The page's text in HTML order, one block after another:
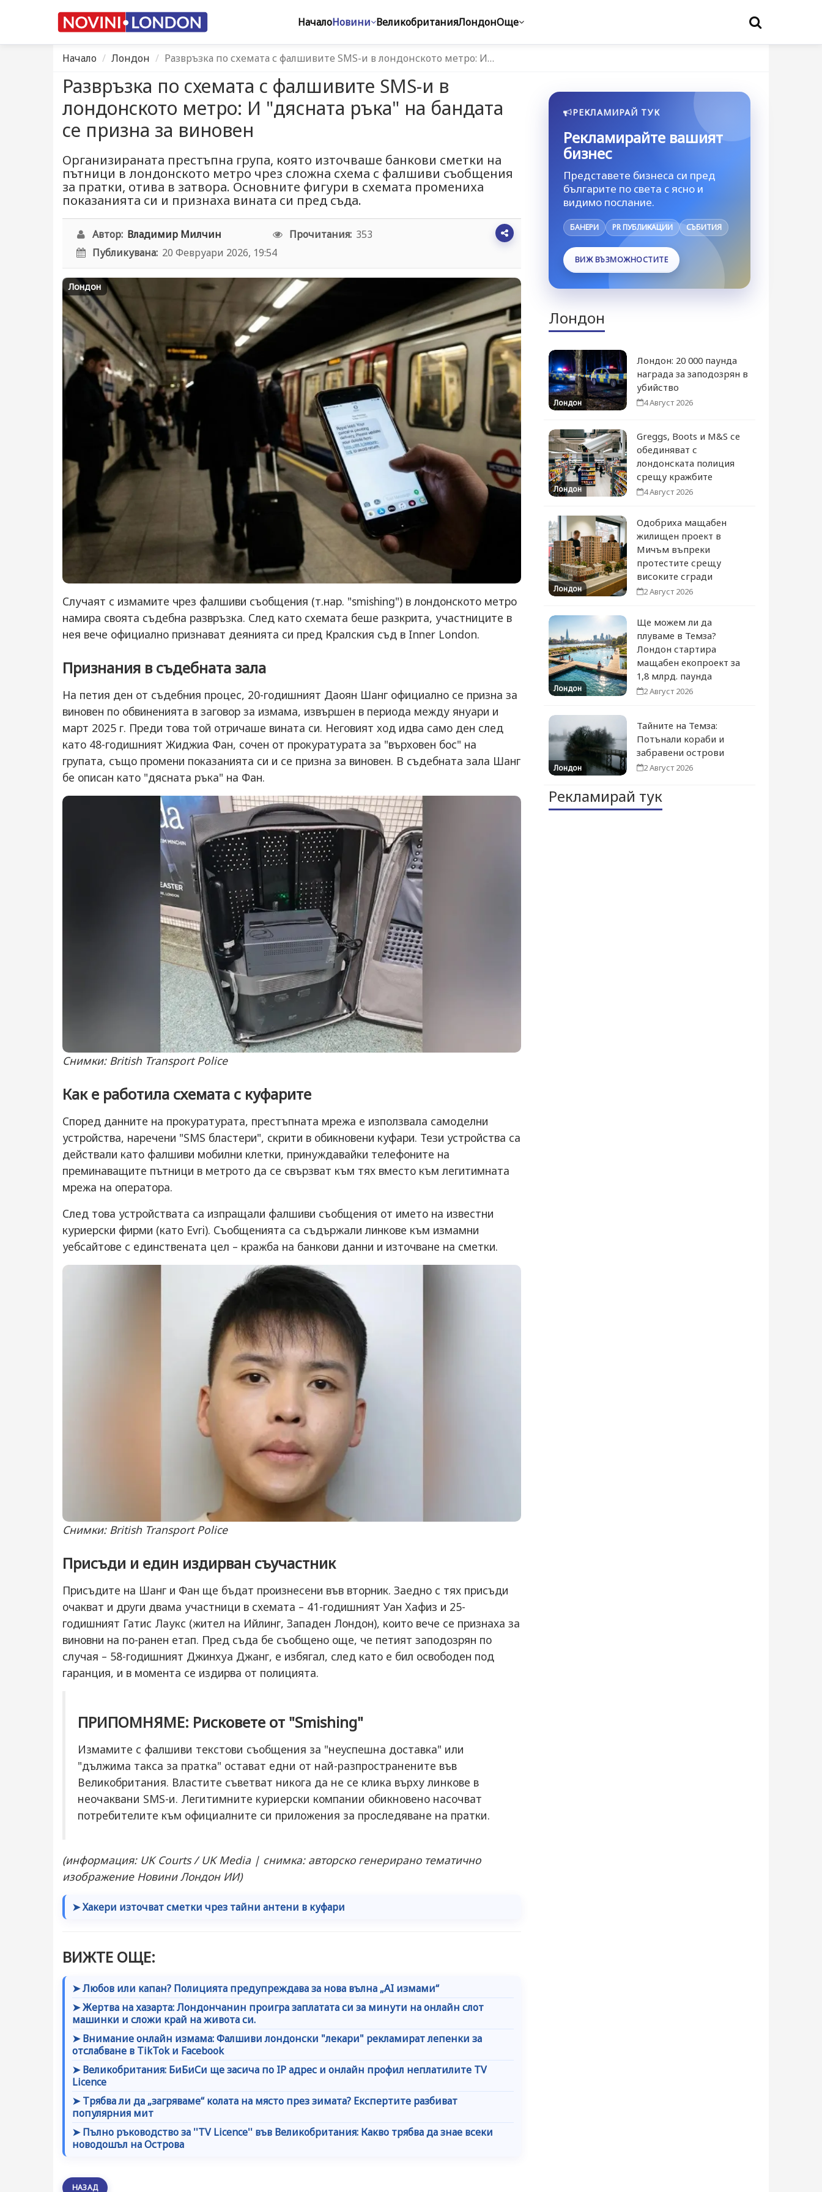
НачалоНовини ВеликобританияЛондонОще
Начало Лондон Развръзка по схемата с фалшивите SMS-и в лондонското метро: И…
Развръзка по схемата с фалшивите SMS-и в
лондонското метро: И "дясната ръка" на бандата
се призна за виновен
Организираната престъпна група, която източваше банкови сметки на
пътници в лондонското метро чрез сложна схема с фалшиви съобщения
за пратки, отива в затвора. Основните фигури в схемата промениха
показанията си и признаха вината си пред съда.
Автор: Владимир Милчин Прочитания: 353
Публикувана: 20 Февруари 2026, 19:54
Лондон
Случаят с измамите чрез фалшиви съобщения (т.нар. "smishing") в лондонското метро
намира своята съдебна развръзка. След като схемата беше разкрита, участниците в
нея вече официално признават деянията си пред Кралския съд в Inner London.
Признания в съдебната зала
На петия ден от съдебния процес, 20-годишният Даоян Шанг официално се призна за
виновен по обвиненията в заговор за измама, извършен в периода между януари и
март 2025 г. Преди това той отричаше вината си. Неговият ход идва само ден след
като 48-годишният Жиджиа Фан, сочен от прокуратурата за "върховен бос" на
групата, също промени показанията си и се призна за виновен. В съдебната зала Шанг
бе описан като "дясната ръка" на Фан.
Снимки: British Transport Police
Как е работила схемата с куфарите
Според данните на прокуратурата, престъпната мрежа е използвала самоделни
устройства, наречени "SMS бластери", скрити в обикновени куфари. Тези устройства са
действали като фалшиви мобилни клетки, принуждавайки телефоните на
преминаващите пътници в метрото да се свързват към тях вместо към легитимната
мрежа на оператора.
След това устройствата са изпращали фалшиви съобщения от името на известни
куриерски фирми (като Evri). Съобщенията са съдържали линкове към измамни
уебсайтове с единствената цел – кражба на банкови данни и източване на сметки.
Снимки: British Transport Police
Присъди и един издирван съучастник
Присъдите на Шанг и Фан ще бъдат произнесени във вторник. Заедно с тях присъди
очакват и други двама участници в схемата – 41-годишният Уан Хафиз и 25-
годишният Гатис Лаукс (жител на Ийлинг, Западен Лондон), които вече се признаха за
виновни на по-ранен етап. Пред съда бе съобщено още, че петият заподозрян по
случая – 58-годишният Джинхуа Джанг, е избягал, след като е бил освободен под
гаранция, и в момента се издирва от полицията.
ПРИПОМНЯМЕ: Рисковете от "Smishing"
Измамите с фалшиви текстови съобщения за "неуспешна доставка" или
"дължима такса за пратка" остават едни от най-разпространените във
Великобритания. Властите съветват никога да не се клика върху линкове в
неочаквани SMS-и. Легитимните куриерски компании обикновено насочват
потребителите към официалните си приложения за проследяване на пратки.
(информация: UK Courts / UK Media | снимка: авторско генерирано тематично
изображение Новини Лондон ИИ)
➤ Хакери източват сметки чрез тайни антени в куфари
ВИЖТЕ ОЩЕ:
➤ Любов или капан? Полицията предупреждава за нова вълна „AI измами“
➤ Жертва на хазарта: Лондончанин проигра заплатата си за минути на онлайн слот
машинки и сложи край на живота си.
➤ Внимание онлайн измама: Фалшиви лондонски "лекари" рекламират лепенки за
отслабване в TikTok и Facebook
➤ Великобритания: БиБиСи ще засича по IP адрес и онлайн профил неплатилите TV
Licence
➤ Трябва ли да „загряваме“ колата на място през зимата? Експертите разбиват
популярния мит
➤ Пълно ръководство за ''TV Licence'' във Великобритания: Какво трябва да знае всеки
новодошъл на Острова
НАЗАД
РЕКЛАМИРАЙ ТУК
Рекламирайте вашият
бизнес
Представете бизнеса си пред
българите по света с ясно и
видимо послание.
БАНЕРИ PR ПУБЛИКАЦИИ СЪБИТИЯ
ВИЖ ВЪЗМОЖНОСТИТЕ
Лондон
Лондон
Лондон: 20 000 паунда
награда за заподозрян в
убийство
4 Август 2026
Лондон
Greggs, Boots и M&S се
обединяват с
лондонската полиция
срещу кражбите
4 Август 2026
Лондон
Одобриха мащабен
жилищен проект в
Мичъм въпреки
протестите срещу
високите сгради
2 Август 2026
Лондон
Ще можем ли да
плуваме в Темза?
Лондон стартира
мащабен екопроект за
1,8 млрд. паунда
2 Август 2026
Лондон
Тайните на Темза:
Потънали кораби и
забравени острови
2 Август 2026
Рекламирай тук